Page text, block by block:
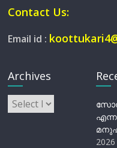
Contact Us:
Email id :
Archives
Archives
2026